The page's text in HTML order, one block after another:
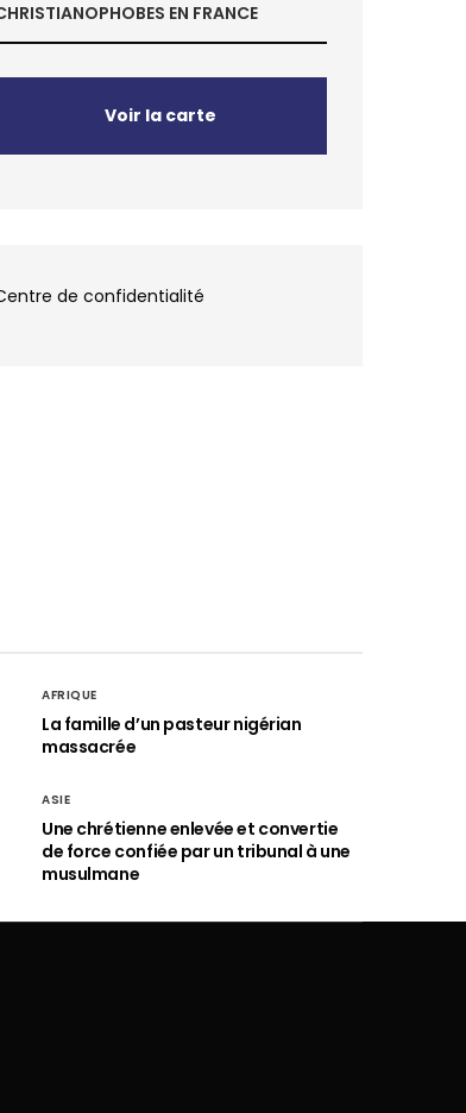
EN FRANCE
Voir la carte
de confidentialité
AFRIQUE
La famille d’un pasteur nigérian
massacrée
ASIE
Une chrétienne enlevée et convertie
de force confiée par un tribunal à une
musulmane